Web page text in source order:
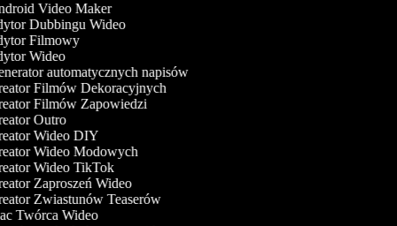
Video Maker
Dubbingu Wideo
Filmowy
Wideo
automatycznych napisów
Filmów Dekoracyjnych
Filmów Zapowiedzi
Outro
Wideo DIY
Wideo Modowych
Wideo TikTok
Zaproszeń Wideo
Zwiastunów Teaserów
Twórca Wideo